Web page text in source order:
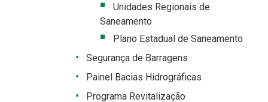
Unidades Regionais de
Saneamento
Plano Estadual de Saneamento
Segurança de Barragens
Painel Bacias Hidrográficas
Programa Revitalização